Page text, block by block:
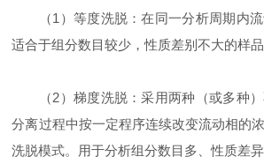
（1）等度洗脱：在同一分析周期内流
适合于组分数目较少，性质差别不大的样品
（2）梯度洗脱：采用两种（或多种）
分离过程中按一定程序连续改变流动相的
洗脱模式。用于分析组分数目多、性质差